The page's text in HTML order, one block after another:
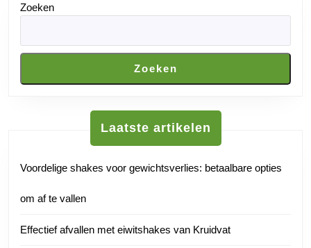
Zoeken
Zoeken
Laatste artikelen
Voordelige shakes voor gewichtsverlies: betaalbare opties
om af te vallen
Effectief afvallen met eiwitshakes van Kruidvat